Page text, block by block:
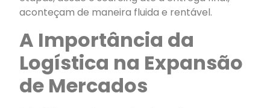
aconteçam de maneira fluida e rentável.
A Importância da
Logística na Expansão
de Mercados